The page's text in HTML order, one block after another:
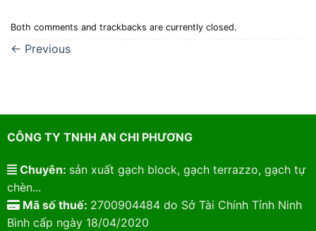
Both comments and trackbacks are currently closed.
← Previous
CÔNG TY TNHH AN CHI PHƯƠNG
Chuyên: sản xuất gạch block, gạch terrazzo, gạch tự
chèn...
Mã số thuế: 2700904484 do Sở Tài Chính Tỉnh Ninh
Bình cấp ngày 18/04/2020